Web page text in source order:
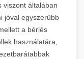
viszont általában
jóval egyszerűbb
a bérlés
használatára,